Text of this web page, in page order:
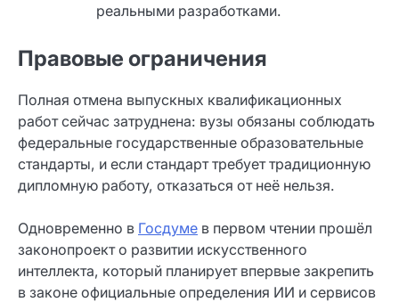
реальными разработками.
Правовые ограничения
Полная отмена выпускных квалификационных
работ сейчас затруднена: вузы обязаны соблюдать
федеральные государственные образовательные
стандарты, и если стандарт требует традиционную
дипломную работу, отказаться от неё нельзя.
Одновременно в Госдуме в первом чтении прошёл
законопроект о развитии искусственного
интеллекта, который планирует впервые закрепить
в законе официальные определения ИИ и сервисов